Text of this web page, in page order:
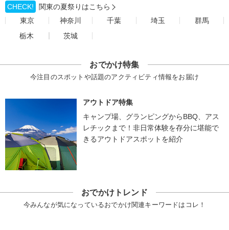
CHECK!
関東の夏祭りはこちら
東京
神奈川 千葉 埼玉
群馬
栃木
茨城
おでかけ特集
今注目のスポットや話題のアクティビティ情報をお届け
アウトドア特集
キャンプ場、グランピングからBBQ、アス
レチックまで！非日常体験を存分に堪能で
きるアウトドアスポットを紹介
おでかけトレンド
今みんなが気になっているおでかけ関連キーワードはコレ！